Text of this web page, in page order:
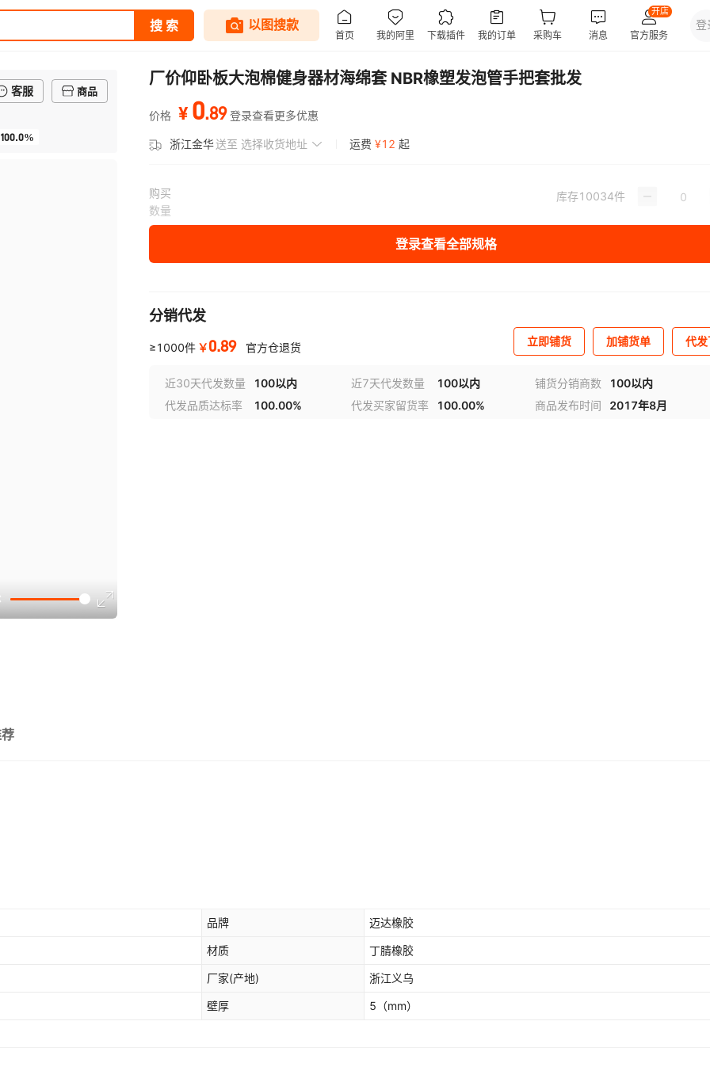
客服 商品
100.0%
厂价仰卧板大泡棉健身器材海绵套 NBR橡塑发泡管手把套批发
价格 ¥ 0.89 登录查看更多优惠
浙江金华送至 选择收货地址 运费 ¥12 起
购买
数量
库存10034件
登录查看全部规格
分销代发
≥1000件 ￥0.89 官方仓退货 立即铺货 加铺货单 代
近30天代发数量 100以内 近7天代发数量 100以内 铺货分销商数
100以内
代发品质达标率
100.00% 代发买家留货率 100.00% 商品发布时间 2017年8月
品牌 迈达橡胶
材质 丁腈橡胶
厂家(产地) 浙江义乌
壁厚 5 （mm）